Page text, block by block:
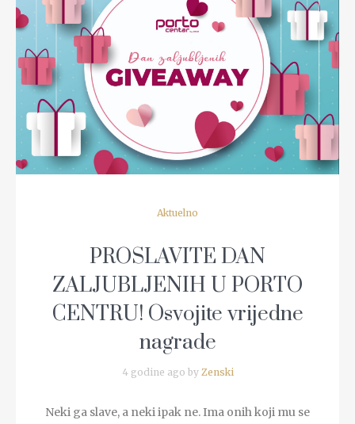
READ MORE
Aktuelno
PROSLAVITE DAN
ZALJUBLJENIH U PORTO
CENTRU! Osvojite vrijedne
nagrade
4 godine ago by Zenski
Neki ga slave, a neki ipak ne. Ima onih koji mu se